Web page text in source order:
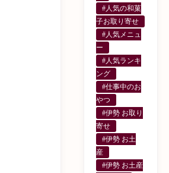
#人気の和菓
子お取り寄せ
#人気メニュ
ー
#人気ランキ
ング
#仕事中のお
やつ
#伊勢 お取り
寄せ
#伊勢 お土
産
#伊勢 お土産